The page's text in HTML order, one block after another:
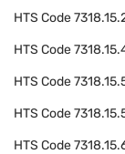
HTS Code
HTS Code
HTS Code
HTS Code
HTS Code